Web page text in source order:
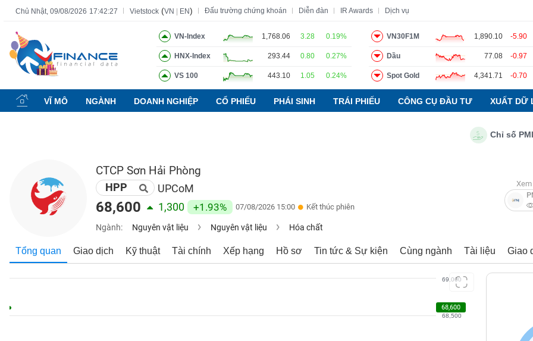
Chủ Nhật, 09/08/2026 17:42:28 Vietstock (VN EN) Đấu trường chứng khoán Diễn đàn IR Awards Dịch vụ
VN-Index 1,768.06 3.28 0.19%
HNX-Index 293.44 0.80 0.27%
VS 100 443.10 1.05 0.24%
VN30F1M 1,890.10 -5.90
Dầu 77.08 -0.97
Spot Gold 4,341.71 -0.70
VĨ MÔ NGÀNH DOANH NGHIỆP CỔ PHIẾU PHÁI SINH TRÁI PHIẾU CÔNG CỤ ĐẦU TƯ XUẤT DỮ
Chỉ số PMI
CTCP Sơn Hải Phòng
HPP UPCoM
68,600 1,300 +1.93% 07/08/2026 15:00 Kết thúc phiên
Ngành: Nguyên vật liệu Nguyên vật liệu Hóa chất
Tổng quan Giao dịch Kỹ thuật Tài chính Xếp hạng Hồ sơ Tin tức & Sự kiện Cùng ngành Tài liệu Giao
68,500
69,000
68,600
Tất cả Tính năng Ngành Mã chứng khoán Lãnh đạo Báo cáo phân tích Thuật ngữ
Tính
năng
(-)
CHỨNG
KHOÁN
NGHIỆP
SẢN